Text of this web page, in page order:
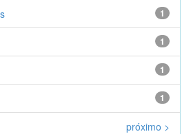
1
1
1
1
próximo >